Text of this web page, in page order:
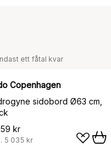
ett fåtal kvar
Copenhagen
sidobord Ø63 cm,
kr
5 035 kr